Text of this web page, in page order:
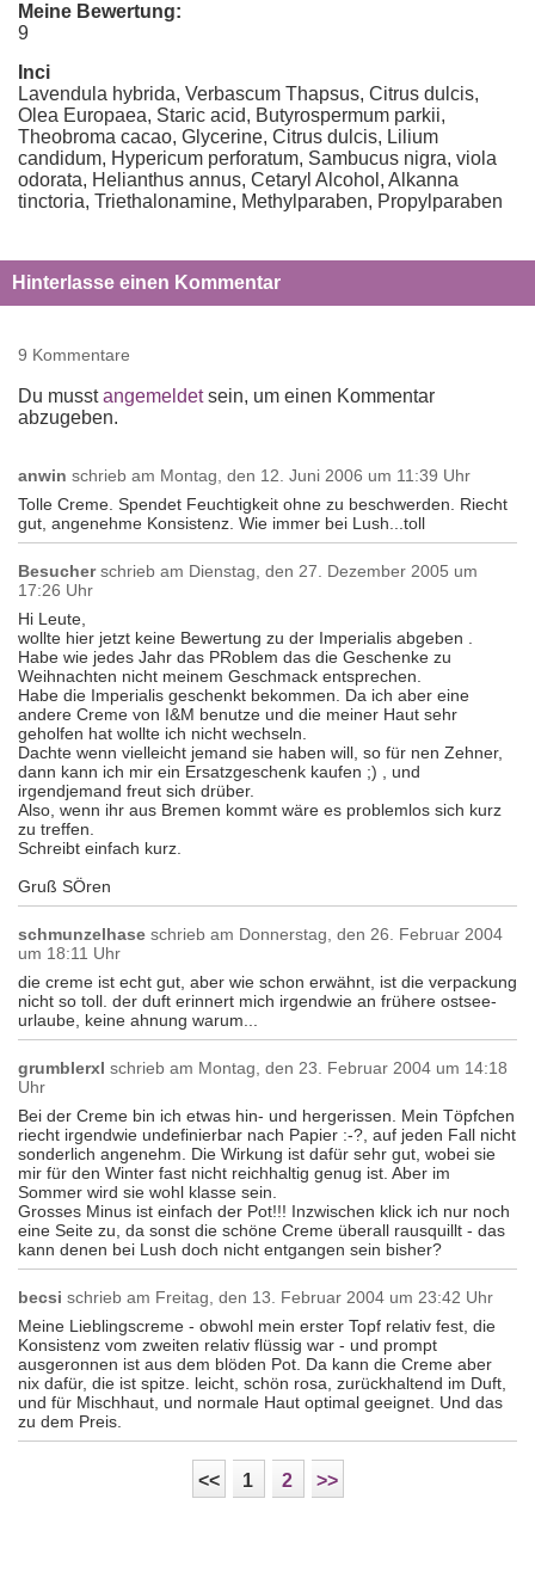
Meine Bewertung:
9
Inci
Lavendula hybrida, Verbascum Thapsus, Citrus dulcis,
Olea Europaea, Staric acid, Butyrospermum parkii,
Theobroma cacao, Glycerine, Citrus dulcis, Lilium
candidum, Hypericum perforatum, Sambucus nigra, viola
odorata, Helianthus annus, Cetaryl Alcohol, Alkanna
tinctoria, Triethalonamine, Methylparaben, Propylparaben
Hinterlasse einen Kommentar
9 Kommentare
Du musstangemeldetsein, um einen Kommentar
abzugeben.
anwin schrieb am Montag, den 12. Juni 2006 um 11:39 Uhr
Tolle Creme. Spendet Feuchtigkeit ohne zu beschwerden. Riecht
gut, angenehme Konsistenz. Wie immer bei Lush...toll
Besucher schrieb am Dienstag, den 27. Dezember 2005 um
17:26 Uhr
Hi Leute,
wollte hier jetzt keine Bewertung zu der Imperialis abgeben .
Habe wie jedes Jahr das PRoblem das die Geschenke zu
Weihnachten nicht meinem Geschmack entsprechen.
Habe die Imperialis geschenkt bekommen. Da ich aber eine
andere Creme von I&M benutze und die meiner Haut sehr
geholfen hat wollte ich nicht wechseln.
Dachte wenn vielleicht jemand sie haben will, so für nen Zehner,
dann kann ich mir ein Ersatzgeschenk kaufen ;) , und
irgendjemand freut sich drüber.
Also, wenn ihr aus Bremen kommt wäre es problemlos sich kurz
zu treffen.
Schreibt einfach kurz.
Gruß SÖren
schmunzelhase schrieb am Donnerstag, den 26. Februar 2004
um 18:11 Uhr
die creme ist echt gut, aber wie schon erwähnt, ist die verpackung
nicht so toll. der duft erinnert mich irgendwie an frühere ostsee-
urlaube, keine ahnung warum...
grumblerxl schrieb am Montag, den 23. Februar 2004 um 14:18
Uhr
Bei der Creme bin ich etwas hin- und hergerissen. Mein Töpfchen
riecht irgendwie undefinierbar nach Papier :-?, auf jeden Fall nicht
sonderlich angenehm. Die Wirkung ist dafür sehr gut, wobei sie
mir für den Winter fast nicht reichhaltig genug ist. Aber im
Sommer wird sie wohl klasse sein.
Grosses Minus ist einfach der Pot!!! Inzwischen klick ich nur noch
eine Seite zu, da sonst die schöne Creme überall rausquillt - das
kann denen bei Lush doch nicht entgangen sein bisher?
becsi schrieb am Freitag, den 13. Februar 2004 um 23:42 Uhr
Meine Lieblingscreme - obwohl mein erster Topf relativ fest, die
Konsistenz vom zweiten relativ flüssig war - und prompt
ausgeronnen ist aus dem blöden Pot. Da kann die Creme aber
nix dafür, die ist spitze. leicht, schön rosa, zurückhaltend im Duft,
und für Mischhaut, und normale Haut optimal geeignet. Und das
zu dem Preis.
<< 1 2 >>